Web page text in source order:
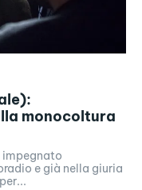
monocoltura
impegnato
e già nella giuria